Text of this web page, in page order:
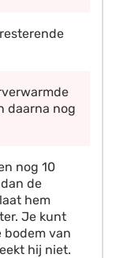
daarna nog
nog 10
de
hem
Je kunt
bodem van
hij niet.